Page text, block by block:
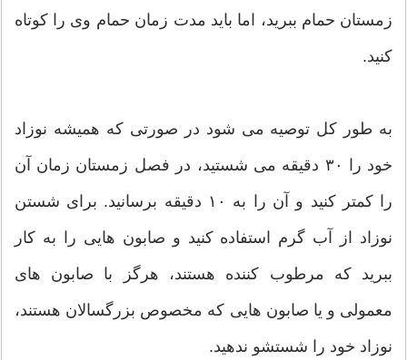
زمستان حمام ببرید، اما باید مدت زمان حمام وی را کوتاه
کنید.
به طور کل توصیه می شود در صورتی که همیشه نوزاد
خود را ۳۰ دقیقه می شستید، در فصل زمستان زمان آن
را کمتر کنید و آن را به ۱۰ دقیقه برسانید. برای شستن
نوزاد از آب گرم استفاده کنید و صابون هایی را به کار
ببرید که مرطوب کننده هستند، هرگز با صابون های
معمولی و یا صابون هایی که مخصوص بزرگسالان هستند،
نوزاد خود را شستشو ندهید.